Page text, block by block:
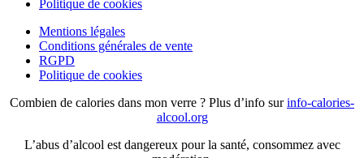
Politique de cookies
Mentions légales
Conditions générales de vente
RGPD
Politique de cookies
Combien de calories dans mon verre ? Plus d’info surinfo-calories-
alcool.org
L’abus d’alcool est dangereux pour la santé, consommez avec